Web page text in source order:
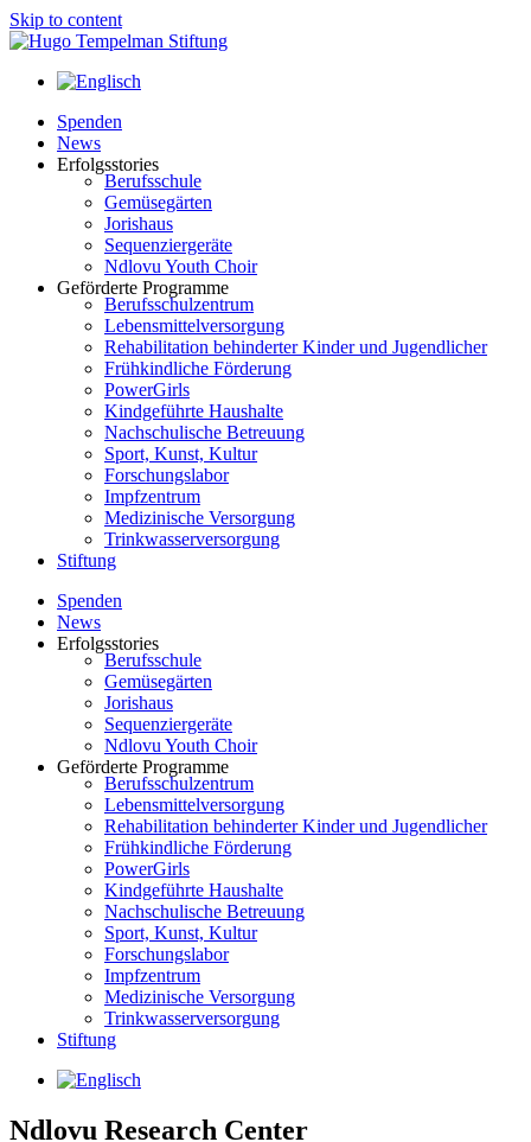
Skip to content
Spenden
News
Erfolgsstories
Berufsschule
Gemüsegärten
Jorishaus
Sequenziergeräte
Ndlovu Youth Choir
Geförderte Programme
Berufsschulzentrum
Lebensmittelversorgung
Rehabilitation behinderter Kinder und Jugendlicher
Frühkindliche Förderung
PowerGirls
Kindgeführte Haushalte
Nachschulische Betreuung
Sport, Kunst, Kultur
Forschungslabor
Impfzentrum
Medizinische Versorgung
Trinkwasserversorgung
Stiftung
Spenden
News
Erfolgsstories
Berufsschule
Gemüsegärten
Jorishaus
Sequenziergeräte
Ndlovu Youth Choir
Geförderte Programme
Berufsschulzentrum
Lebensmittelversorgung
Rehabilitation behinderter Kinder und Jugendlicher
Frühkindliche Förderung
PowerGirls
Kindgeführte Haushalte
Nachschulische Betreuung
Sport, Kunst, Kultur
Forschungslabor
Impfzentrum
Medizinische Versorgung
Trinkwasserversorgung
Stiftung
Ndlovu Research Center